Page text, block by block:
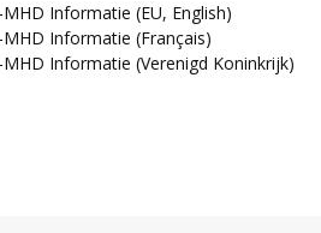
MHD Informatie (EU, English)
MHD Informatie (Français)
MHD Informatie (Verenigd Koninkrijk)